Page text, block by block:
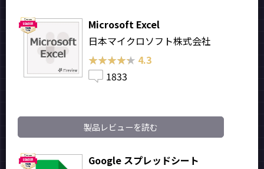
Microsoft Excel
日本マイクロソフト株式会社
★★★★★
★★★★★ 4.3
1833
製品レビューを読む
Google スプレッドシート